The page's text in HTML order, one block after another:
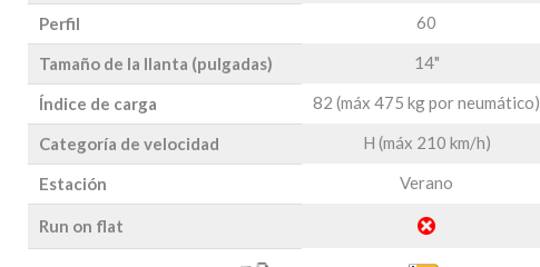
Perfil 60
Tamaño de la llanta (pulgadas) 14"
Índice de carga 82 (máx 475 kg por neumático)
Categoría de velocidad H (máx 210 km/h)
Estación Verano
Run on flat